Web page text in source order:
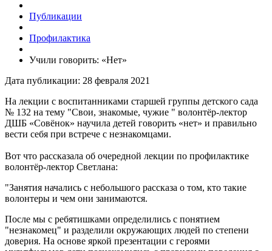
Публикации
Профилактика
Учили говорить: «Нет»
Дата публикации: 28 февраля 2021
На лекции с воспитанниками старшей группы детского сада
№ 132 на тему "Свои, знакомые, чужие " волонтёр-лектор
ДШБ «Совёнок» научила детей говорить «нет» и правильно
вести себя при встрече с незнакомцами.
Вот что рассказала об очередной лекции по профилактике
волонтёр-лектор Светлана:
"Занятия начались с небольшого рассказа о том, кто такие
волонтеры и чем они занимаются.
После мы с ребятишками определились с понятием
"незнакомец" и разделили окружающих людей по степени
доверия. На основе яркой презентации с героями